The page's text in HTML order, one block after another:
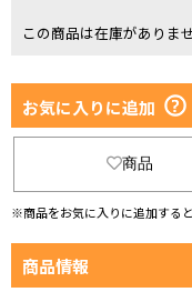
この商品は在庫がありませ
お気に入りに追加
商品
※商品をお気に入りに追加する
商品情報